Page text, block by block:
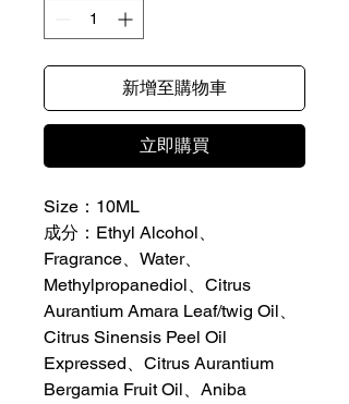
新增至購物車
立即購買
Size：10ML
成分：Ethyl Alcohol、
Fragrance、Water、
Methylpropanediol、Citrus
Aurantium Amara Leaf/twig Oil、
Citrus Sinensis Peel Oil
Expressed、Citrus Aurantium
Bergamia Fruit Oil、Aniba